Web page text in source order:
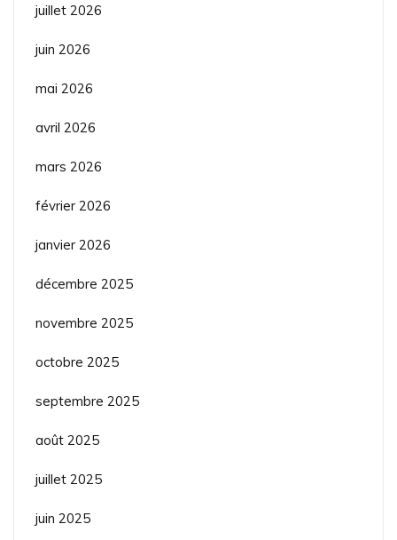
juillet 2026
juin 2026
mai 2026
avril 2026
mars 2026
février 2026
janvier 2026
décembre 2025
novembre 2025
octobre 2025
septembre 2025
août 2025
juillet 2025
juin 2025